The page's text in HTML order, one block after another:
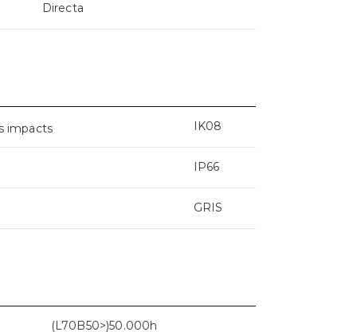
Directa
impacts IK08
IP66
GRIS
(L70B50>)50.000h